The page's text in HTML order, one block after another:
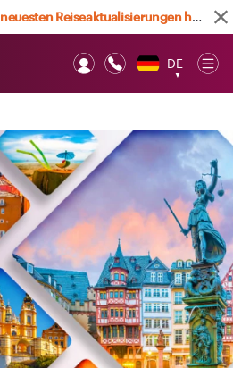
neuesten Reiseaktualisierungen hier
DE
▼